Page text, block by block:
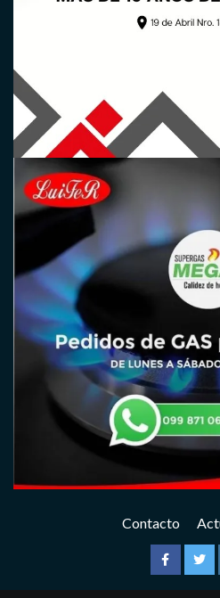
Contacto
Facebook